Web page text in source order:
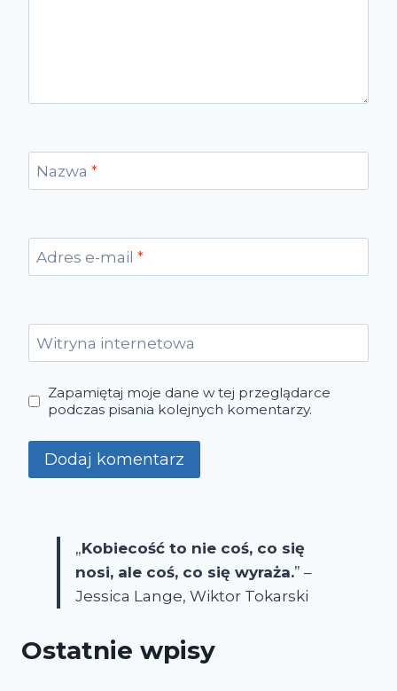
Nazwa *
Adres e-mail *
Witryna internetowa
Zapamiętaj moje dane w tej przeglądarce
podczas pisania kolejnych komentarzy.
„Kobiecość to nie coś, co się
nosi, ale coś, co się wyraża.” –
Jessica Lange, Wiktor Tokarski
Ostatnie wpisy